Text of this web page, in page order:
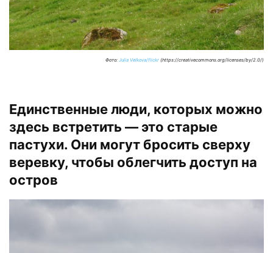
Фото: Julia Velkova/flickr (https://creativecommons.org/licenses/by/2.0/)
Единственные люди, которых можно
здесь встретить — это старые
пастухи. Они могут бросить сверху
веревку, чтобы облегчить доступ на
остров